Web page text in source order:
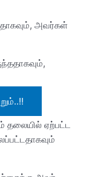
அவர்கள்
தலையில் ஏற்பட்ட